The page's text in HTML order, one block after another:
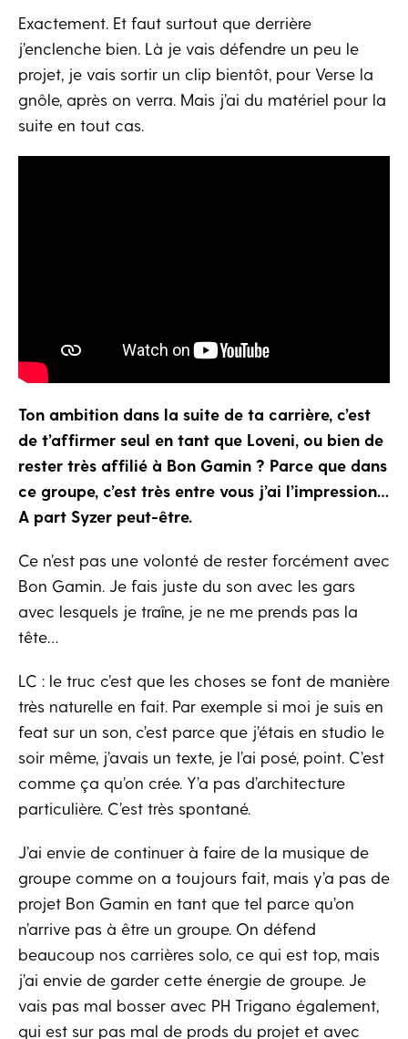
Exactement. Et faut surtout que derrière
j’enclenche bien. Là je vais défendre un peu le
projet, je vais sortir un clip bientôt, pour Verse la
gnôle, après on verra. Mais j’ai du matériel pour la
suite en tout cas.
Ton ambition dans la suite de ta carrière, c’est
de t’affirmer seul en tant que Loveni, ou bien de
rester très affilié à Bon Gamin ? Parce que dans
ce groupe, c’est très entre vous j’ai l’impression…
A part Syzer peut-être.
Ce n’est pas une volonté de rester forcément avec
Bon Gamin. Je fais juste du son avec les gars
avec lesquels je traîne, je ne me prends pas la
tête…
LC : le truc c’est que les choses se font de manière
très naturelle en fait. Par exemple si moi je suis en
feat sur un son, c’est parce que j’étais en studio le
soir même, j’avais un texte, je l’ai posé, point. C’est
comme ça qu’on crée. Y’a pas d’architecture
particulière. C’est très spontané.
J’ai envie de continuer à faire de la musique de
groupe comme on a toujours fait, mais y’a pas de
projet Bon Gamin en tant que tel parce qu’on
n’arrive pas à être un groupe. On défend
beaucoup nos carrières solo, ce qui est top, mais
j’ai envie de garder cette énergie de groupe. Je
vais pas mal bosser avec PH Trigano également,
qui est sur pas mal de prods du projet et avec